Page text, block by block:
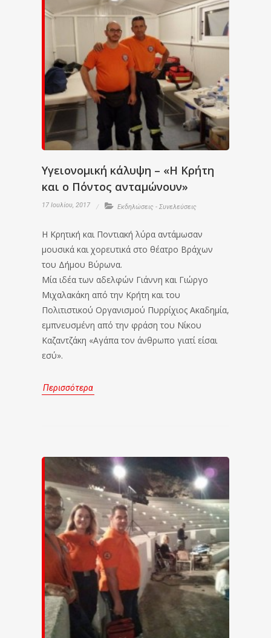
Υγειονομική κάλυψη – «Η Κρήτη
και ο Πόντος ανταμώνουν»
17 Ιουλίου, 2017 Εκδηλώσεις - Συνελεύσεις
Η Κρητική και Ποντιακή λύρα αντάμωσαν
μουσικά και χορευτικά στο θέατρο Βράχων
του Δήμου Βύρωνα.
Μία ιδέα των αδελφών Γιάννη και Γιώργο
Μιχαλακάκη από την Κρήτη και του
Πολιτιστικού Οργανισμού Πυρρίχιος Ακαδημία,
εμπνευσμένη από την φράση του Νίκου
Καζαντζάκη «Αγάπα τον άνθρωπο γιατί είσαι
εσύ».
Περισσότερα